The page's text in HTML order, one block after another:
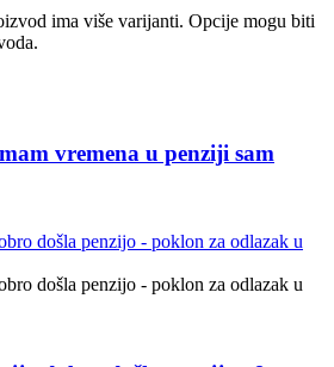
ima više varijanti. Opcije mogu biti
vremena u penziji sam